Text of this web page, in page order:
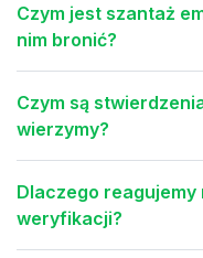
Czym jest szantaż
nim bronić?
Czym są
wierzymy?
Dlaczego
weryfikacji?